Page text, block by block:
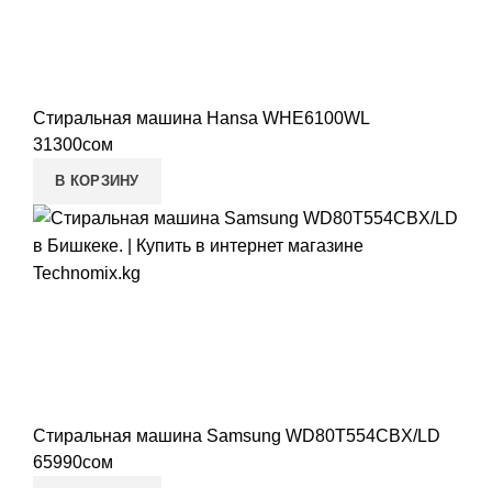
Стиральная машина Hansa WHE6100WL
31300сом
В КОРЗИНУ
Стиральная машина Samsung WD80T554CBX/LD
65990сом